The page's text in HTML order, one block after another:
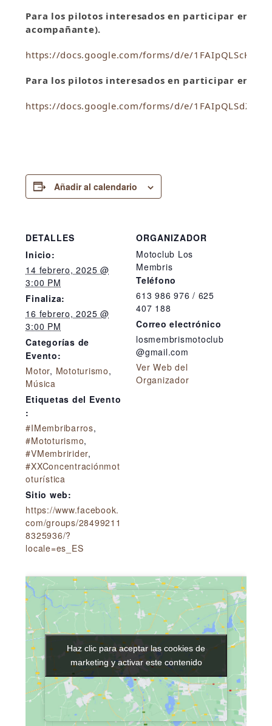
Para los pilotos interesados en participar en la
acompañante).
https://docs.google.com/forms/d/e/
Para los pilotos interesados en participar en la I
https://docs.google.com/forms/d/e/
Añadir al calendario
DETALLES
Inicio:
14 febrero, 2025 @
3:00 PM
Finaliza:
16 febrero, 2025 @
3:00 PM
Categorías de
Evento:
Motor, Mototurismo,
Música
Etiquetas del Evento
:
#IMembribarros,
#Mototurismo,
#VMembririder,
#XXConcentraciónmot
oturística
Sitio web:
https://www.facebook.
com/groups/28499211
8325936/?
locale=es_ES
ORGANIZADOR
Motoclub Los
Membris
Teléfono
613 986 976 / 625
407 188
Correo electrónico
losmembrismotoclub
@gmail.com
Ver Web del
Organizador
Haz clic para aceptar las cookies de
marketing y activar este contenido
Haz clic para aceptar las cookies de
marketing y activar este contenido